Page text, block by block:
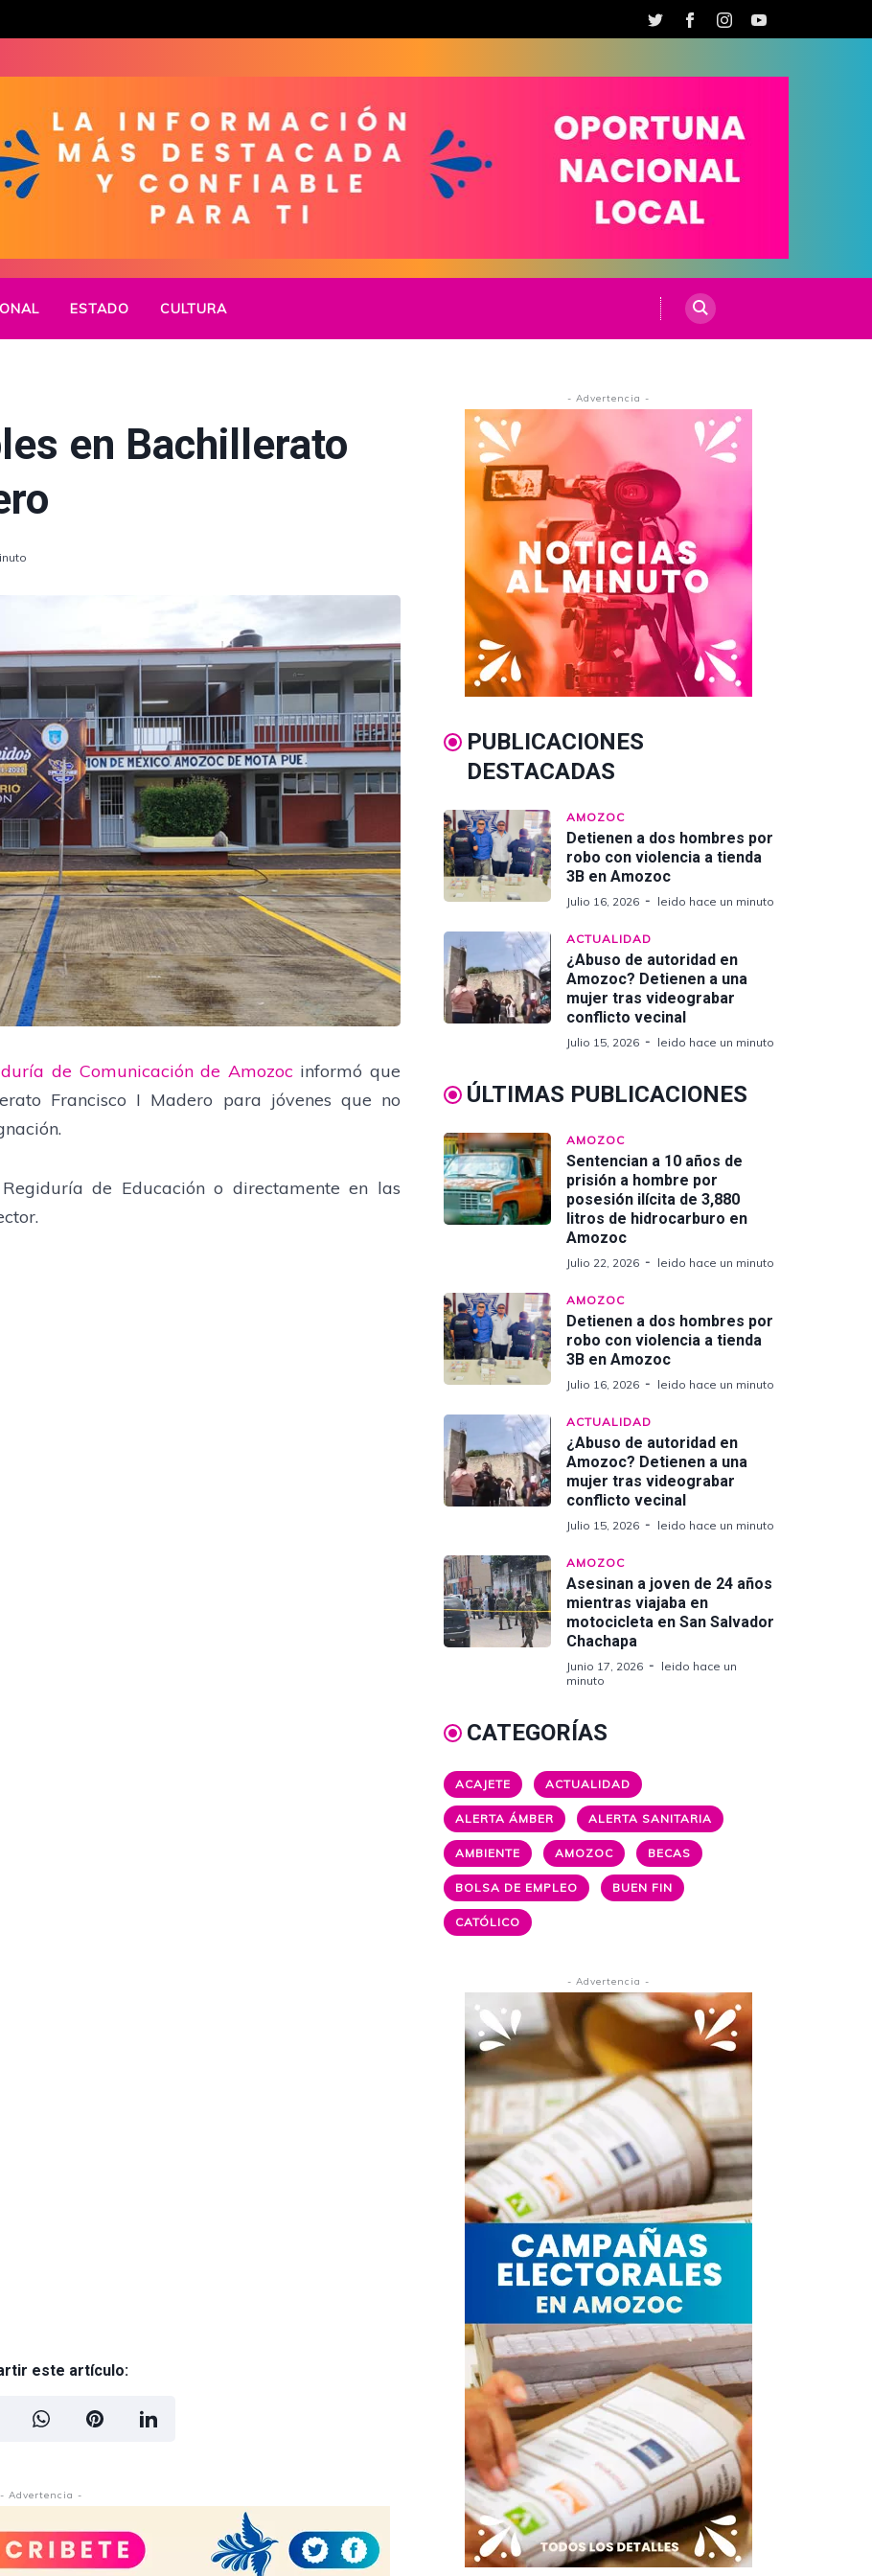
ESTADO CULTURA
en Bachillerato
de Comunicación de Amozoc informó que
Francisco I Madero para jóvenes que no
de Educación o directamente en las
este artículo:
- Advertencia -
- Advertencia -
PUBLICACIONES
DESTACADAS
AMOZOC
Detienen a dos hombres por
robo con violencia a tienda
3B en Amozoc
Julio 16, 2026 leido hace un minuto
ACTUALIDAD
¿Abuso de autoridad en
Amozoc? Detienen a una
mujer tras videograbar
conflicto vecinal
Julio 15, 2026 leido hace un minuto
ÚLTIMAS PUBLICACIONES
AMOZOC
Sentencian a 10 años de
prisión a hombre por
posesión ilícita de 3,880
litros de hidrocarburo en
Amozoc
Julio 22, 2026 leido hace un minuto
AMOZOC
Detienen a dos hombres por
robo con violencia a tienda
3B en Amozoc
Julio 16, 2026 leido hace un minuto
ACTUALIDAD
¿Abuso de autoridad en
Amozoc? Detienen a una
mujer tras videograbar
conflicto vecinal
Julio 15, 2026 leido hace un minuto
AMOZOC
Asesinan a joven de 24 años
mientras viajaba en
motocicleta en San Salvador
Chachapa
Junio 17, 2026
leido hace un
minuto
CATEGORÍAS
ACAJETE ACTUALIDAD
ALERTA ÁMBER ALERTA SANITARIA
AMBIENTE AMOZOC BECAS
BOLSA DE EMPLEO BUEN FIN
CATÓLICO
- Advertencia -